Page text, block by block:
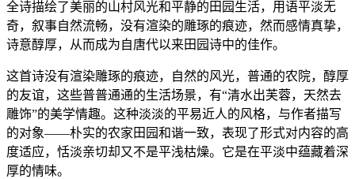
全诗描绘了美丽的山村风光和平静的田园生活，用语平淡无
奇，叙事自然流畅，没有渲染的雕琢的痕迹，然而感情真挚，
诗意醇厚，从而成为自唐代以来田园诗中的佳作。
这首诗没有渲染雕琢的痕迹，自然的风光，普通的农院，醇厚
的友谊，这些普普通通的生活场景，有“清水出芙蓉，天然去
雕饰”的美学情趣。这种淡淡的平易近人的风格，与作者描写
的对象——朴实的农家田园和谐一致，表现了形式对内容的高
度适应，恬淡亲切却又不是平浅枯燥。它是在平淡中蕴藏着深
厚的情味。